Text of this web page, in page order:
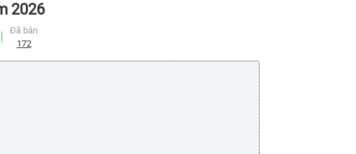
2026
Đã bán
172